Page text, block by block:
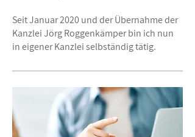
Seit Januar 2020 und der Übernahme der
Kanzlei Jörg Roggenkämper bin ich nun
in eigener Kanzlei selbständig tätig.